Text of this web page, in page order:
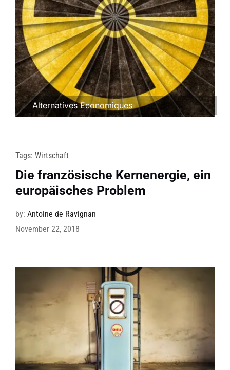
Alternatives Economiques
Tags: Wirtschaft
Die französische Kernenergie, ein
europäisches Problem
by: Antoine de Ravignan
November 22, 2018